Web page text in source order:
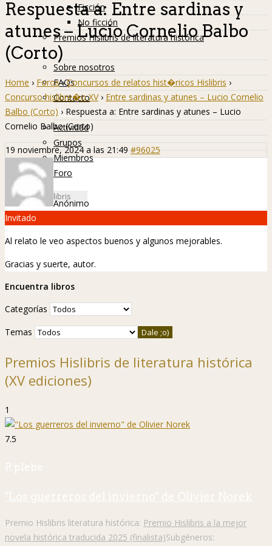
Ficción
No ficción
Premios Hislibris de literatura histórica
Info
Sobre nosotros
FAQs
Contacto
Hislibreños
Actividad
Grupos
Miembros
Foro
Respuesta a: Entre sardinas y
atunes – Lucio Cornelio Balbo
(Corto)
Home › Foros › Concursos de relatos hist�ricos Hislibris ›
Concurso hislibre�o XV › Entre sardinas y atunes – Lucio Cornelio
Balbo (Corto) › Respuesta a: Entre sardinas y atunes – Lucio
Cornelio Balbo (Corto)
19 noviembre, 2024 a las 21:49 #96025
Anónimo
Invitado
Al relato le veo aspectos buenos y algunos mejorables.
Gracias y suerte, autor.
Encuentra libros
Categorías
Temas
Premios Hislibris de literatura histórica
(XV ediciones)
1
7.5
P. plebe
"Los guerreros del invierno" de Olivier Norek
Premio Hislibris literatura histórica: Premio Hislibris a la mejor
novela histórica traducida 2025 (finalista)Subgéneros: